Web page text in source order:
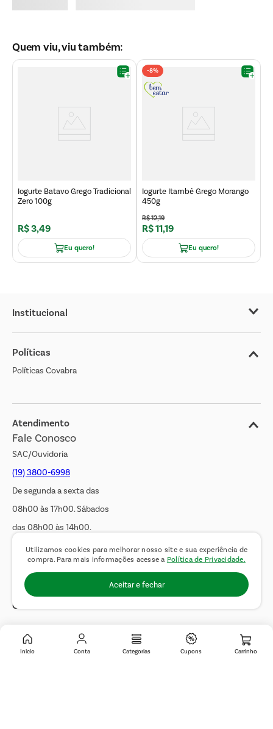
Utilizamos cookies para melhorar nosso site e sua experiência de
compra. Para mais informações acesse a Política de Privacidade.
Aceitar e fechar
Inicio Conta Categorias Cupons
Quem viu, viu também:
Iogurte Batavo Grego Tradicional
Zero 100g
R$3,49
Eu quero!
-8%
Iogurte Itambé Grego Morango
450g
R$12,19
R$11,19
Eu quero!
Institucional
Sobre o Covabra
Nossas Lojas
Cliente Bem Estar
Jornal de Ofertas
Transparência Salarial
Políticas
Políticas Covabra
Atendimento
Fale Conosco
SAC/Ouvidoria
(19) 3800-6998
De segunda a sexta das
08h00 às 17h00. Sábados
das 08h00 às 14h00.
WhatsApp:
(19) 99900-3133
E-mail:sac@covabra.com.br
Outros Contatos
Novos Fornecedores